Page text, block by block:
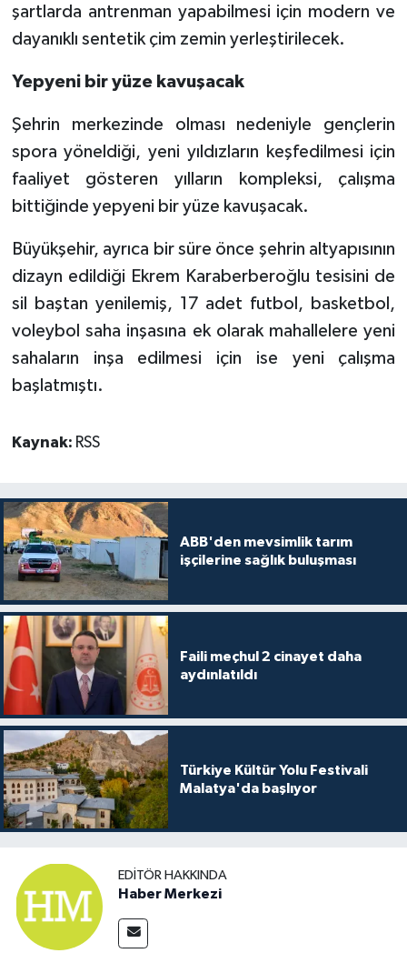
şartlarda antrenman yapabilmesi için modern ve
dayanıklı sentetik çim zemin yerleştirilecek.
Yepyeni bir yüze kavuşacak
Şehrin merkezinde olması nedeniyle gençlerin
spora yöneldiği, yeni yıldızların keşfedilmesi için
faaliyet gösteren yılların kompleksi, çalışma
bittiğinde yepyeni bir yüze kavuşacak.
Büyükşehir, ayrıca bir süre önce şehrin altyapısının
dizayn edildiği Ekrem Karaberberoğlu tesisini de
sil baştan yenilemiş, 17 adet futbol, basketbol,
voleybol saha inşasına ek olarak mahallelere yeni
sahaların inşa edilmesi için ise yeni çalışma
başlatmıştı.
Kaynak: RSS
ABB'den mevsimlik tarım
işçilerine sağlık buluşması
Faili meçhul 2 cinayet daha
aydınlatıldı
Türkiye Kültür Yolu Festivali
Malatya'da başlıyor
EDITÖR HAKKINDA
Haber Merkezi